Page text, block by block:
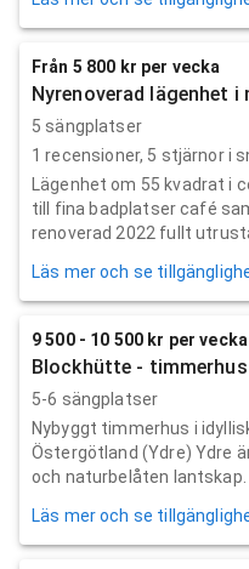
Från 5 800 kr per vecka
Nyrenoverad lägenhet
5 sängplatser
1 recensioner, 5 stjärnor i
Lägenhet om 55 kvadrat i
till fina badplatser café
renoverad 2022 fullt
Läs mer och se
9 500 - 10 500 kr per vecka
Blockhütte - timmerhus
5-6 sängplatser
Nybyggt timmerhus i
Östergötland (Ydre) Ydre
och naturbelåten lantskap.
Läs mer och se